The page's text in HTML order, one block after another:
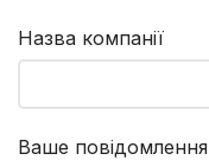
Назва компанії
Ваше повідомлення